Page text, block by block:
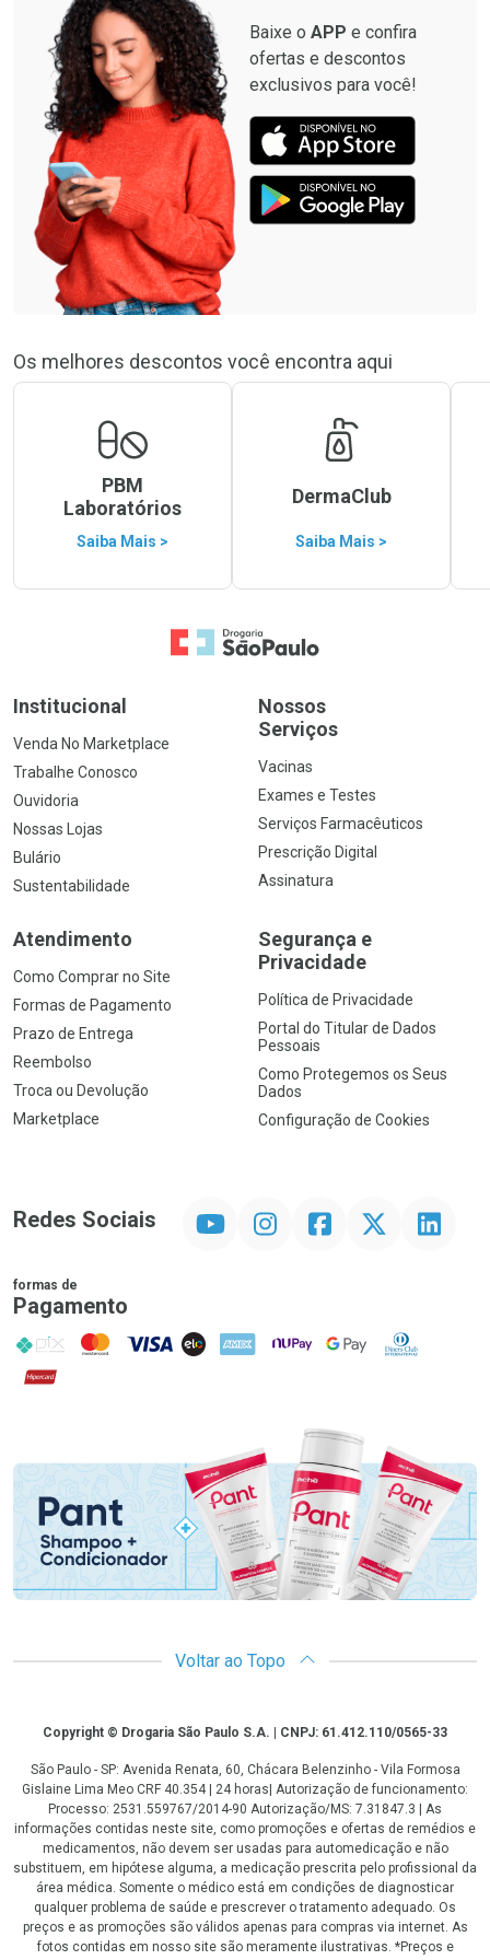
Baixe o APP e confira
ofertas e descontos
exclusivos para você!
Os melhores descontos você encontra aqui
PBM
Laboratórios
Saiba Mais >
DermaClub
Saiba Mais >
Ir para a Home
Institucional
Venda No Marketplace
Trabalhe Conosco
Ouvidoria
Nossas Lojas
Bulário
Sustentabilidade
Nossos
Serviços
Vacinas
Exames e Testes
Serviços Farmacêuticos
Prescrição Digital
Assinatura
Atendimento
Como Comprar no Site
Formas de Pagamento
Prazo de Entrega
Reembolso
Troca ou Devolução
Marketplace
Segurança e
Privacidade
Política de Privacidade
Portal do Titular de Dados
Pessoais
Como Protegemos os Seus
Dados
Configuração de Cookies
Redes Sociais InstagramFacebookTwitter Linkedin
formas de
Pagamento
PIX MasterCard
VISA ELO AMEX NuPay Google PayDiners Club
Hipercard
Promoção em Destaque
Voltar ao Topo
CopyrightCopyright © Drogaria São Paulo S.A. | CNPJ: 61.412.110/0565-33
São Paulo - SP: Avenida Renata, 60, Chácara Belenzinho - Vila Formosa
Gislaine Lima Meo CRF 40.354 | 24 horas| Autorização de funcionamento:
Processo: 2531.559767/2014-90 Autorização/MS: 7.31847.3 | As
informações contidas neste site, como promoções e ofertas de remédios e
medicamentos, não devem ser usadas para automedicação e não
substituem, em hipótese alguma, a medicação prescrita pelo profissional da
área médica. Somente o médico está em condições de diagnosticar
qualquer problema de saúde e prescrever o tratamento adequado. Os
preços e as promoções são válidos apenas para compras via internet. As
fotos contidas em nosso site são meramente ilustrativas. *Preços e